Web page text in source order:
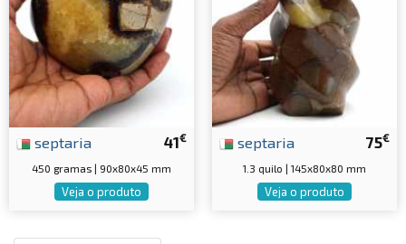
41€
septaria
450 gramas | 90x80x45 mm
Veja o produto
75€
septaria
1.3 quilo | 145x80x80 mm
Veja o produto